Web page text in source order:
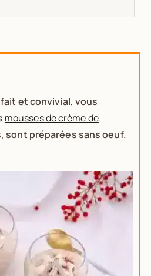
et convivial, vous
mousses de crème de
sont préparées sans oeuf.